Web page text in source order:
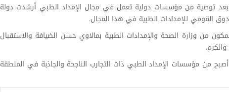
بعد توصية من مؤسسات دولية تعمل في مجال الإمداد الطبي أرشدت دولة
القومي للإمدادات الطبية في هذا المجال.
من وزارة الصحة والإمدادات الطبية بمالاوي حسن الضيافة والاستقبال
من مؤسسات الإمداد الطبي ذات التجارب الناجحة والجاذبة في المنطقة